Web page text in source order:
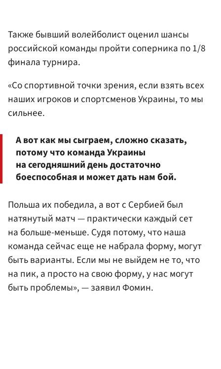
Также бывший волейболист оценил шансы
российской команды пройти соперника по 1/8
финала турнира.
«Со спортивной точки зрения, если взять всех
наших игроков и спортсменов Украины, то мы
сильнее.
А вот как мы сыграем, сложно сказать,
потому что команда Украины
на сегодняшний день достаточно
боеспособная и может дать нам бой.
Польша их победила, а вот с Сербией был
натянутый матч — практически каждый сет
на больше-меньше. Судя потому, что наша
команда сейчас еще не набрала форму, могут
быть варианты. Если мы не выйдем не то, что
на пик, а просто на свою форму, у нас могут
быть проблемы», — заявил Фомин.